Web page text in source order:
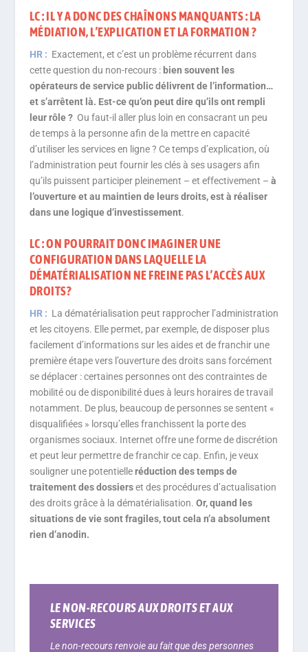
LC : IL Y A DONC DES CHAÎNONS MANQUANTS : LA
MÉDIATION, L’EXPLICATION ET LA FORMATION ?
HR : Exactement, et c’est un problème récurrent dans
cette question du non-recours : bien souvent les
opérateurs de service public délivrent de l’information…
et s’arrêtent là. Est-ce qu’on peut dire qu’ils ont rempli
leur rôle ?Ou faut-il aller plus loin en consacrant un peu
de temps à la personne afin de la mettre en capacité
d’utiliser les services en ligne ? Ce temps d’explication, où
l’administration peut fournir les clés à ses usagers afin
qu’ils puissent participer pleinement – et effectivement – à
l’ouverture et au maintien de leurs droits, est à réaliser
dans une logique d’investissement.
LC : ON POURRAIT DONC IMAGINER UNE
CONFIGURATION DANS LAQUELLE LA
DÉMATÉRIALISATION NE FREINE PAS L’ACCÈS AUX
DROITS?
HR : La dématérialisation peut rapprocher l’administration
et les citoyens. Elle permet, par exemple, de disposer plus
facilement d’informations sur les aides et de franchir une
première étape vers l’ouverture des droits sans forcément
se déplacer : certaines personnes ont des contraintes de
mobilité ou de disponibilité dues à leurs horaires de travail
notamment. De plus, beaucoup de personnes se sentent «
disqualifiées » lorsqu’elles franchissent la porte des
organismes sociaux. Internet offre une forme de discrétion
et peut leur permettre de franchir ce cap. Enfin, je veux
souligner une potentielleréduction des temps de
traitement des dossierset des procédures d’actualisation
des droits grâce à la dématérialisation. Or, quand les
situations de vie sont fragiles, tout cela n’a absolument
rien d’anodin.
LE NON-RECOURS AUX DROITS ET AUX
SERVICES
Le non-recours renvoie au fait que des personnes